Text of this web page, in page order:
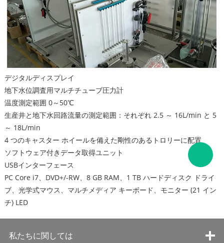
デジタルディスプレイ
地下水位調査用マルチチューブ圧力計
温度測定範囲 0～50℃
生産井と地下水回路流量の測定範囲：それぞれ 2.5 ～ 16L/min と 5
～ 18L/min
4 つのキャスター ホイールを備えた剛性のあるトロリーに配置
ソフトウェア付きデータ取得ユニット
USBインターフェース
PC Core i7、DVD+/-RW、8 GB RAM、1 TB ハードディスク ドライ
ブ、光学式マウス、マルチメディア キーボード、モニター (21 イン
チ) LED
私たちに関しては